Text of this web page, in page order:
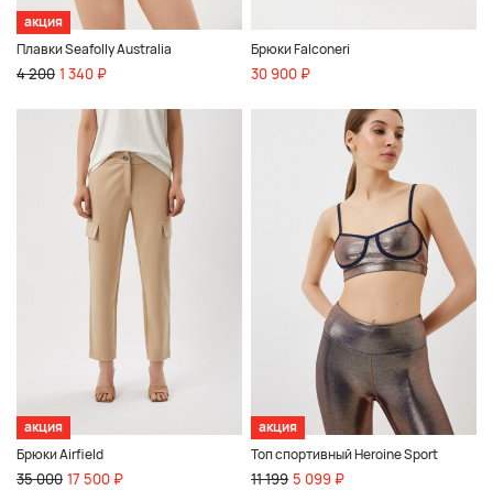
акция
Плавки Seafolly Australia
4 200 1 340 ₽
Брюки Falconeri
30 900 ₽
акция
Брюки Airfield
35 000 17 500 ₽
акция
Топ спортивный Heroine Sport
11 199 5 099 ₽